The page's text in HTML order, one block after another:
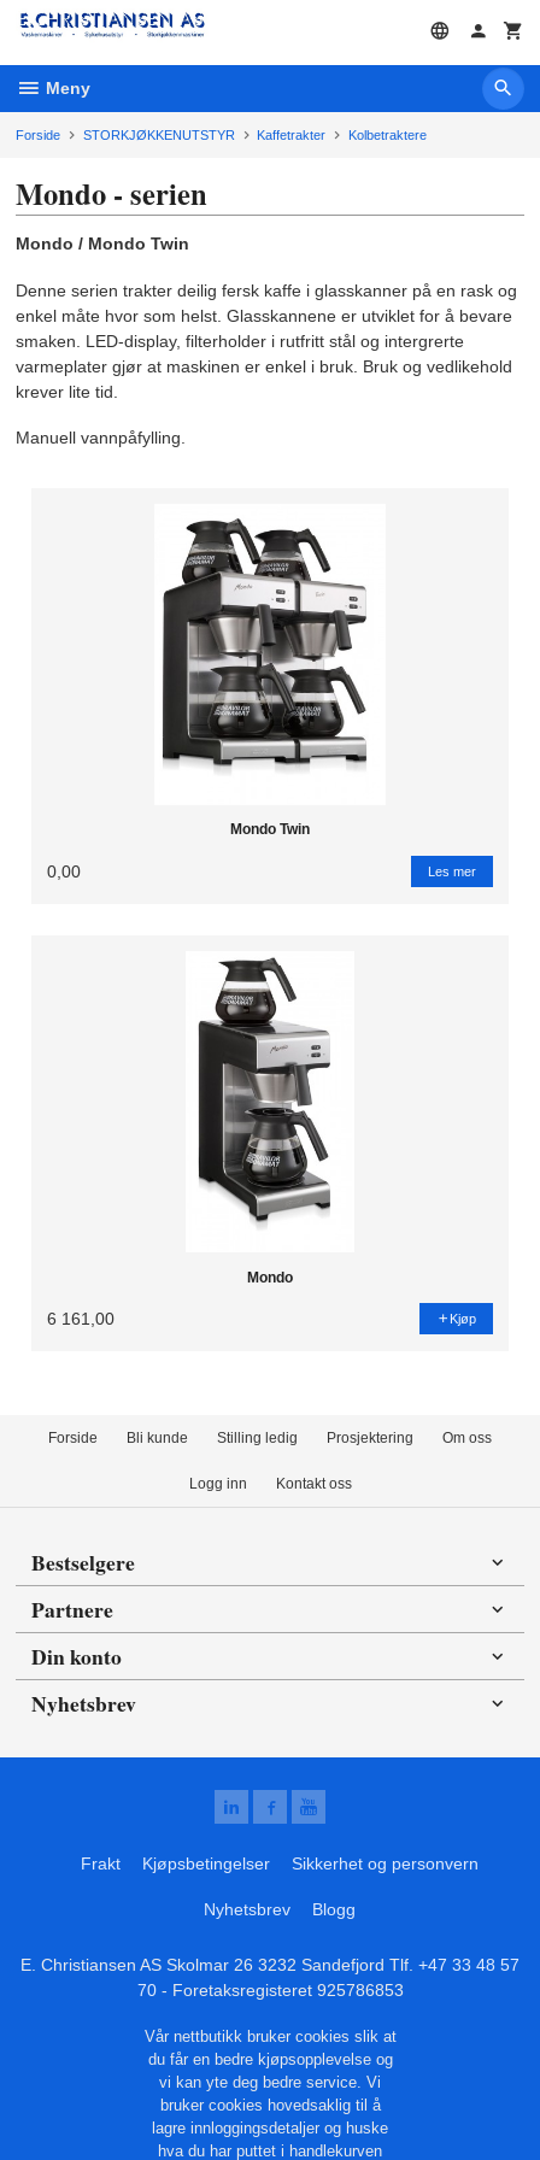
Gå
innholdet
Meny
Forside STORKJØKKENUTSTYR Kaffetrakter Kolbetraktere
Mondo - serien
Mondo / Mondo Twin
Denne serien trakter deilig fersk kaffe i glasskanner på en rask og
enkel måte hvor som helst. Glasskannene er utviklet for å bevare
smaken. LED-display, filterholder i rutfritt stål og intergrerte
varmeplater gjør at maskinen er enkel i bruk. Bruk og vedlikehold
krever lite tid.
Manuell vannpåfylling.
Mondo Twin
0,00 Les mer
Mondo
6 161,00 Kjøp
Forside Bli kunde Stilling ledig Prosjektering Om oss
Logg inn Kontakt oss
Bestselgere
Partnere
Din konto
Nyhetsbrev
Frakt Kjøpsbetingelser Sikkerhet og personvern
Nyhetsbrev Blogg
E. Christiansen AS Skolmar 26 3232 Sandefjord Tlf. +47 33 48 57
70- Foretaksregisteret 925786853
Vår nettbutikk bruker cookies slik at
du får en bedre kjøpsopplevelse og
vi kan yte deg bedre service. Vi
bruker cookies hovedsaklig til å
lagre innloggingsdetaljer og huske
hva du har puttet i handlekurven